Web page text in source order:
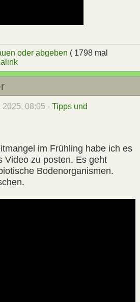
oder abgeben ( 1798 mal
2025, 08:05 - Tipps und
im Frühling habe ich es
Video zu posten. Es geht
Bodenorganismen.